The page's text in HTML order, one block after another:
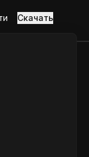
Скачать